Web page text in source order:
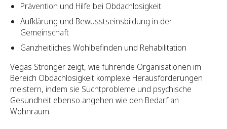
Prävention und Hilfe bei Obdachlosigkeit
Aufklärung und Bewusstseinsbildung in der
Gemeinschaft
Ganzheitliches Wohlbefinden und Rehabilitation
Vegas Stronger zeigt, wie führende Organisationen im
Bereich Obdachlosigkeit komplexe Herausforderungen
meistern, indem sie Suchtprobleme und psychische
Gesundheit ebenso angehen wie den Bedarf an
Wohnraum.